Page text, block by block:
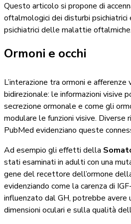
Questo articolo si propone di
oftalmologici dei disturbi
psichiatrici delle malattie oftalmiche.
Ormoni e occhi
L’interazione tra ormoni e afferenze
bidirezionale: le informazioni visive
secrezione ormonale e come gli
modulare le funzioni visive. Diverse
PubMed evidenziano queste
Ad esempio gli effetti della
stati esaminati in adulti con una
gene del recettore dell’ormone
evidenziando come la carenza di
influenzato dal GH, potrebbe avere
dimensioni oculari e sulla qualità